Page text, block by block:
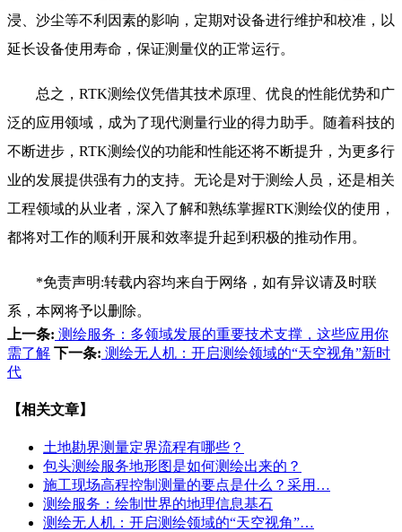
浸、沙尘等不利因素的影响，定期对设备进行维护和校准，以
延长设备使用寿命，保证测量仪的正常运行。
总之，RTK测绘仪凭借其技术原理、优良的性能优势和广
泛的应用领域，成为了现代测量行业的得力助手。随着科技的
不断进步，RTK测绘仪的功能和性能还将不断提升，为更多行
业的发展提供强有力的支持。无论是对于测绘人员，还是相关
工程领域的从业者，深入了解和熟练掌握RTK测绘仪的使用，
都将对工作的顺利开展和效率提升起到积极的推动作用。
*免责声明:转载内容均来自于网络，如有异议请及时联
系，本网将予以删除。
上一条: 测绘服务：多领域发展的重要技术支撑，这些应用你
需了解 下一条: 测绘无人机：开启测绘领域的“天空视角”新时
代
【相关文章】
土地勘界测量定界流程有哪些？
包头测绘服务地形图是如何测绘出来的？
施工现场高程控制测量的要点是什么？采用…
测绘服务：绘制世界的地理信息基石
测绘无人机：开启测绘领域的“天空视角”…